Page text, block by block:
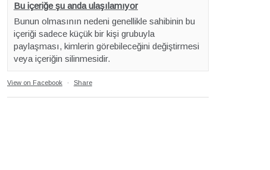
Bu içeriğe şu anda ulaşılamıyor
Bunun olmasının nedeni genellikle sahibinin bu
içeriği sadece küçük bir kişi grubuyla
paylaşması, kimlerin görebileceğini değiştirmesi
veya içeriğin silinmesidir.
View on Facebook · Share